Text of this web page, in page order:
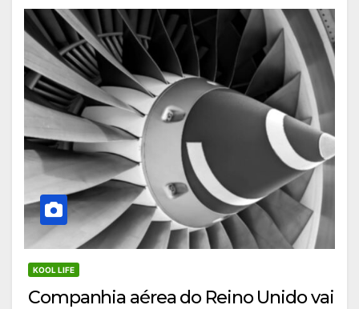
KOOL LIFE
Companhia aérea do Reino Unido vai